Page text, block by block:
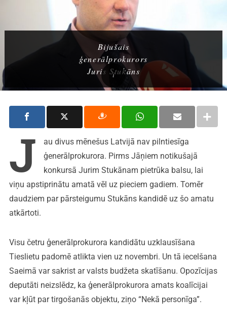
Bijušais
ģenerālprokurors
Juris Stukāns
J
au divus mēnešus Latvijā nav pilntiesīga
ģenerālprokurora. Pirms Jāņiem notikušajā
konkursā Jurim Stukānam pietrūka balsu, lai
viņu apstiprinātu amatā vēl uz pieciem gadiem. Tomēr
daudziem par pārsteigumu Stukāns kandidē uz šo amatu
atkārtoti.
Visu četru ģenerālprokurora kandidātu uzklausīšana
Tieslietu padomē atlikta vien uz novembri. Un tā iecelšana
Saeimā var sakrist ar valsts budžeta skatīšanu. Opozīcijas
deputāti neizslēdz, ka ģenerālprokurora amats koalīcijai
var kļūt par tirgošanās objektu, ziņo “Nekā personīga”.